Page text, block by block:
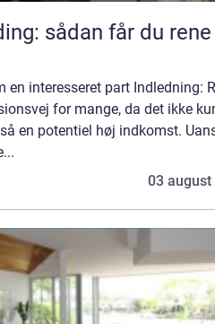
sådan får du rene
en interesseret part Indledning:
for mange, da det ikke
en potentiel høj indkomst.
03 august